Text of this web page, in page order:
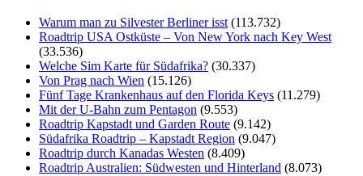
Warum man zu Silvester Berliner isst (113.732)
Roadtrip USA Ostküste – Von New York nach Key West
(33.536)
Welche Sim Karte für Südafrika? (30.337)
Von Prag nach Wien (15.126)
Fünf Tage Krankenhaus auf den Florida Keys (11.279)
Mit der U-Bahn zum Pentagon (9.553)
Roadtrip Kapstadt und Garden Route (9.142)
Südafrika Roadtrip – Kapstadt Region (9.047)
Roadtrip durch Kanadas Westen (8.409)
Roadtrip Australien: Südwesten und Hinterland (8.073)